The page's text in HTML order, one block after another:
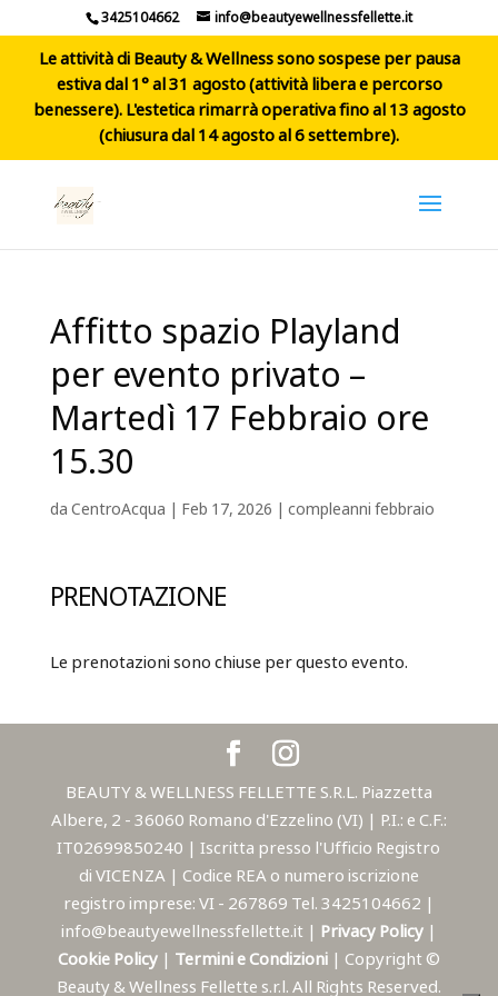
3425104662 info@beautyewellnessfellette.it
Le attività di Beauty & Wellness sono sospese per pausa
estiva dal 1° al 31 agosto (attività libera e percorso
benessere). L'estetica rimarrà operativa fino al 13 agosto
(chiusura dal 14 agosto al 6 settembre).
Affitto spazio Playland
per evento privato –
Martedì 17 Febbraio ore
15.30
daCentroAcqua | Feb 17, 2026 | compleanni febbraio
PRENOTAZIONE
Le prenotazioni sono chiuse per questo evento.
BEAUTY & WELLNESS FELLETTE S.R.L. Piazzetta
Albere, 2 - 36060 Romano d'Ezzelino (VI) | P.I.: e C.F.:
IT02699850240 | Iscritta presso l'Ufficio Registro
di VICENZA | Codice REA o numero iscrizione
registro imprese: VI - 267869 Tel. 3425104662 |
info@beautyewellnessfellette.it | Privacy Policy |
Cookie Policy | Termini e Condizioni | Copyright ©
Beauty & Wellness Fellette s.r.l. All Rights Reserved.